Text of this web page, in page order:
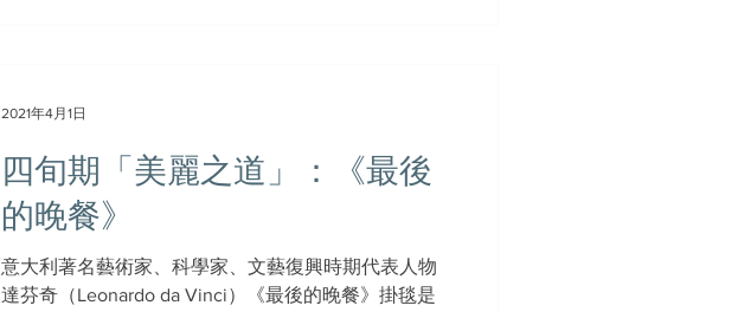
四旬期「美麗之道」：《最後
的晚餐》
意大利著名藝術家、科學家、文藝復興時期代表人物
達芬奇（Leonardo da Vinci）《最後的晚餐》掛毯是
2021年4月1日